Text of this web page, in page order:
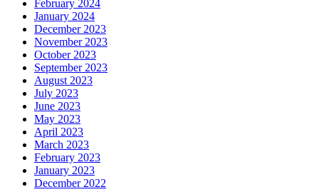
February 2024
January 2024
December 2023
November 2023
October 2023
September 2023
August 2023
July 2023
June 2023
May 2023
April 2023
March 2023
February 2023
January 2023
December 2022